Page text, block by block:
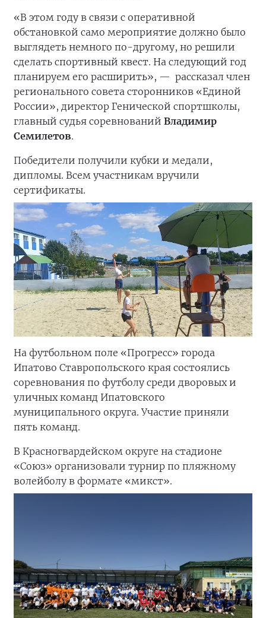
«В этом году в связи с оперативной
обстановкой само мероприятие должно было
выглядеть немного по-другому, но решили
сделать спортивный квест. На следующий год
планируем его расширить», — рассказал член
регионального совета сторонников «Единой
России», директор Генической спортшколы,
главный судья соревнований Владимир
Семилетов.
Победители получили кубки и медали,
дипломы. Всем участникам вручили
сертификаты.
На футбольном поле «Прогресс» города
Ипатово Ставропольского края состоялись
соревнования по футболу среди дворовых и
уличных команд Ипатовского
муниципального округа. Участие приняли
пять команд.
В Красногвардейском округе на стадионе
«Союз» организовали турнир по пляжному
волейболу в формате «микст».